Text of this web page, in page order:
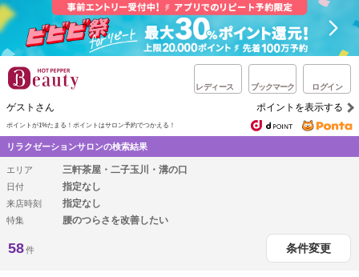
レディース ブックマーク ログイン
ゲストさん ポイントを表示する
ポイントが1%たまる！ ポイントはサロン予約でつかえる！
リラクゼーションサロンの検索結果
エリア 三軒茶屋・二子玉川・溝の口
日付 指定なし
来店時刻 指定なし
特集 腰のつらさを改善したい
58件 条件変更